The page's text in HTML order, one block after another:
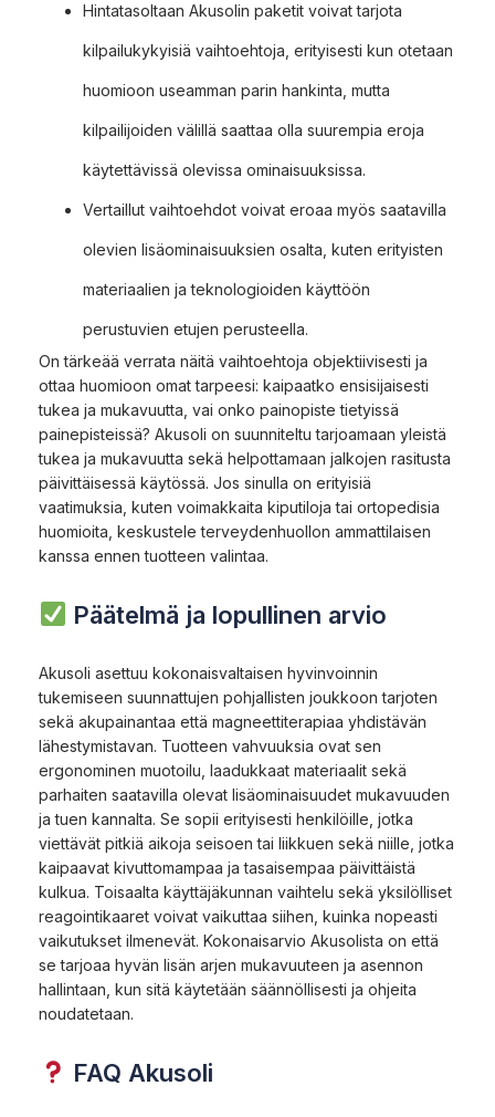
Hintatasoltaan Akusolin paketit voivat tarjota
kilpailukykyisiä vaihtoehtoja, erityisesti kun otetaan
huomioon useamman parin hankinta, mutta
kilpailijoiden välillä saattaa olla suurempia eroja
käytettävissä olevissa ominaisuuksissa.
Vertaillut vaihtoehdot voivat eroaa myös saatavilla
olevien lisäominaisuuksien osalta, kuten erityisten
materiaalien ja teknologioiden käyttöön
perustuvien etujen perusteella.
On tärkeää verrata näitä vaihtoehtoja objektiivisesti ja
ottaa huomioon omat tarpeesi: kaipaatko ensisijaisesti
tukea ja mukavuutta, vai onko painopiste tietyissä
painepisteissä? Akusoli on suunniteltu tarjoamaan yleistä
tukea ja mukavuutta sekä helpottamaan jalkojen rasitusta
päivittäisessä käytössä. Jos sinulla on erityisiä
vaatimuksia, kuten voimakkaita kiputiloja tai ortopedisia
huomioita, keskustele terveydenhuollon ammattilaisen
kanssa ennen tuotteen valintaa.
Päätelmä ja lopullinen arvio
Akusoli asettuu kokonaisvaltaisen hyvinvoinnin
tukemiseen suunnattujen pohjallisten joukkoon tarjoten
sekä akupainantaa että magneettiterapiaa yhdistävän
lähestymistavan. Tuotteen vahvuuksia ovat sen
ergonominen muotoilu, laadukkaat materiaalit sekä
parhaiten saatavilla olevat lisäominaisuudet mukavuuden
ja tuen kannalta. Se sopii erityisesti henkilöille, jotka
viettävät pitkiä aikoja seisoen tai liikkuen sekä niille, jotka
kaipaavat kivuttomampaa ja tasaisempaa päivittäistä
kulkua. Toisaalta käyttäjäkunnan vaihtelu sekä yksilölliset
reagointikaaret voivat vaikuttaa siihen, kuinka nopeasti
vaikutukset ilmenevät. Kokonaisarvio Akusolista on että
se tarjoaa hyvän lisän arjen mukavuuteen ja asennon
hallintaan, kun sitä käytetään säännöllisesti ja ohjeita
noudatetaan.
FAQ Akusoli